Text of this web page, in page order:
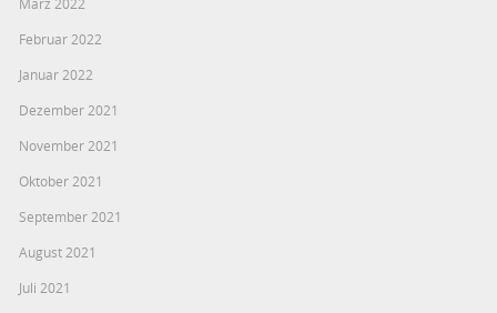
Februar 2022
Januar 2022
Dezember 2021
November 2021
Oktober 2021
September 2021
August 2021
Juli 2021